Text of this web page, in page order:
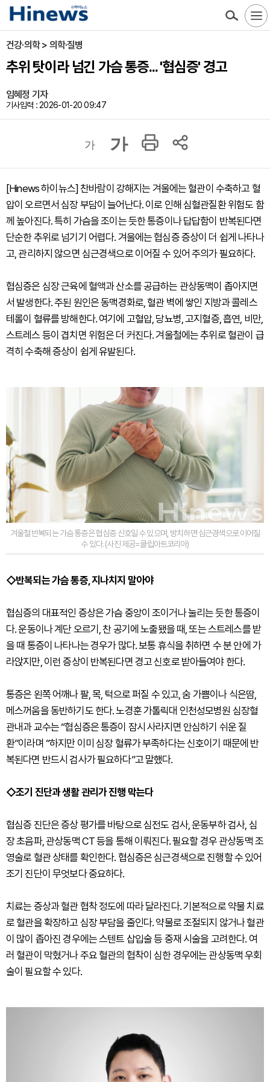
건강·의학 > 의학·질병
추위 탓이라 넘긴 가슴 통증... '협심증' 경고
임혜정 기자
기사입력 : 2026-01-20 09:47
가 가
[Hinews 하이뉴스] 찬바람이 강해지는 겨울에는 혈관이 수축하고 혈
압이 오르면서 심장 부담이 늘어난다. 이로 인해 심혈관질환 위험도 함
께 높아진다. 특히 가슴을 조이는 듯한 통증이나 답답함이 반복된다면
단순한 추위로 넘기기 어렵다. 겨울에는 협심증 증상이 더 쉽게 나타나
고, 관리하지 않으면 심근경색으로 이어질 수 있어 주의가 필요하다.
협심증은 심장 근육에 혈액과 산소를 공급하는 관상동맥이 좁아지면
서 발생한다. 주된 원인은 동맥경화로, 혈관 벽에 쌓인 지방과 콜레스
테롤이 혈류를 방해한다. 여기에 고혈압, 당뇨병, 고지혈증, 흡연, 비만,
스트레스 등이 겹치면 위험은 더 커진다. 겨울철에는 추위로 혈관이 급
격히 수축해 증상이 쉽게 유발된다.
겨울철 반복되는 가슴 통증은 협심증 신호일 수 있으며, 방치하면 심근경색으로 이어질
수 있다. (사진 제공=클립아트코리아)
◇반복되는 가슴 통증, 지나치지 말아야
협심증의 대표적인 증상은 가슴 중앙이 조이거나 눌리는 듯한 통증이
다. 운동이나 계단 오르기, 찬 공기에 노출됐을 때, 또는 스트레스를 받
을 때 통증이 나타나는 경우가 많다. 보통 휴식을 취하면 수 분 안에 가
라앉지만, 이런 증상이 반복된다면 경고 신호로 받아들여야 한다.
통증은 왼쪽 어깨나 팔, 목, 턱으로 퍼질 수 있고, 숨 가쁨이나 식은땀,
메스꺼움을 동반하기도 한다. 노경훈 가톨릭대 인천성모병원 심장혈
관내과 교수는 “협심증은 통증이 잠시 사라지면 안심하기 쉬운 질
환”이라며 “하지만 이미 심장 혈류가 부족하다는 신호이기 때문에 반
복된다면 반드시 검사가 필요하다”고 말했다.
◇조기 진단과 생활 관리가 진행 막는다
협심증 진단은 증상 평가를 바탕으로 심전도 검사, 운동부하 검사, 심
장 초음파, 관상동맥 CT 등을 통해 이뤄진다. 필요할 경우 관상동맥 조
영술로 혈관 상태를 확인한다. 협심증은 심근경색으로 진행할 수 있어
조기 진단이 무엇보다 중요하다.
치료는 증상과 혈관 협착 정도에 따라 달라진다. 기본적으로 약물 치료
로 혈관을 확장하고 심장 부담을 줄인다. 약물로 조절되지 않거나 혈관
이 많이 좁아진 경우에는 스텐트 삽입술 등 중재 시술을 고려한다. 여
러 혈관이 막혔거나 주요 혈관의 협착이 심한 경우에는 관상동맥 우회
술이 필요할 수 있다.